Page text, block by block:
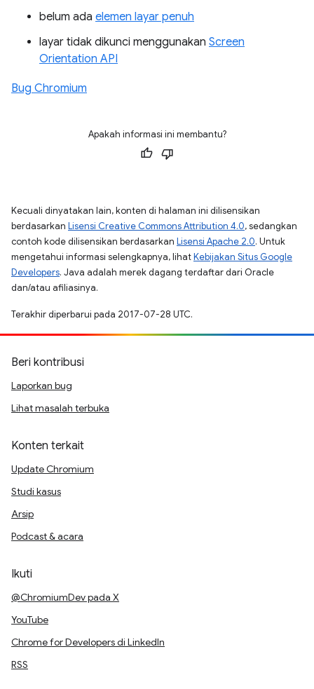
belum ada elemen layar penuh
layar tidak dikunci menggunakan Screen
Orientation API
Bug Chromium
Apakah informasi ini membantu?
Kecuali dinyatakan lain, konten di halaman ini dilisensikan
berdasarkan Lisensi Creative Commons Attribution 4.0, sedangkan
contoh kode dilisensikan berdasarkan Lisensi Apache 2.0. Untuk
mengetahui informasi selengkapnya, lihatKebijakan Situs Google
Developers. Java adalah merek dagang terdaftar dari Oracle
dan/atau afiliasinya.
Terakhir diperbarui pada 2017-07-28 UTC.
Beri kontribusi
Laporkan bug
Lihat masalah terbuka
Konten terkait
Update Chromium
Studi kasus
Arsip
Podcast & acara
Ikuti
@ChromiumDev pada X
YouTube
Chrome for Developers di LinkedIn
RSS